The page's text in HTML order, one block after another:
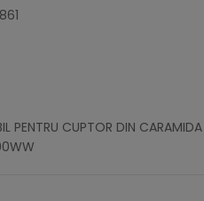
PENTRU CUPTOR DIN